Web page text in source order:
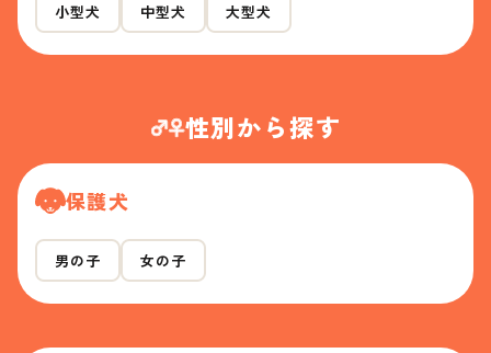
小型犬 中型犬 大型犬
性別から探す
保護犬
男の子 女の子